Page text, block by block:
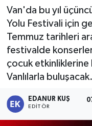
Van'da bu yıl
Yolu Festivali için
Temmuz tarihleri
festivalde
çocuk etkinliklerine
Vanlılarla buluşacak.
EDANUR KUŞ
EDITÖR
Haber Arşivi